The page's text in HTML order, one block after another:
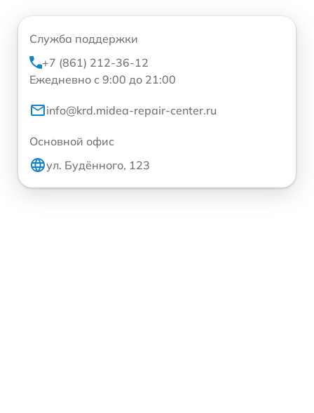
Служба поддержки
+7 (861) 212-36-12
Ежедневно с 9:00 до 21:00
info@krd.midea-repair-center.ru
Основной офис
ул. Будённого, 123